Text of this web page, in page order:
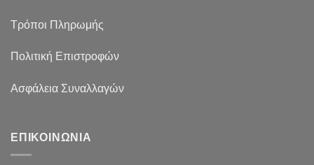
Τρόποι Πληρωμής
Πολιτική Επιστροφών
Ασφάλεια Συναλλαγών
ΕΠΙΚΟΙΝΩΝΙΑ